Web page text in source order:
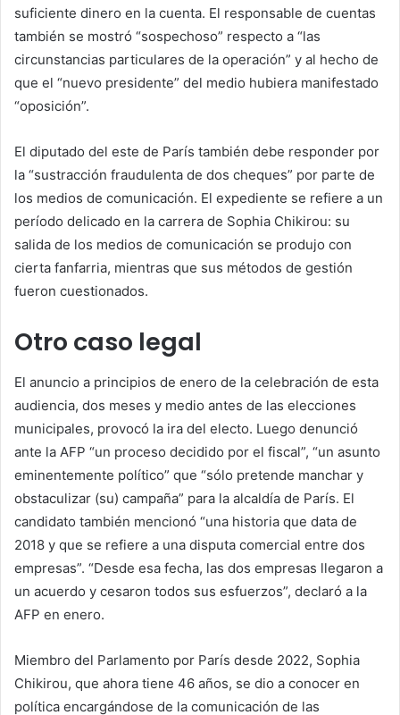
suficiente dinero en la cuenta. El responsable de cuentas
también se mostró “sospechoso” respecto a “las
circunstancias particulares de la operación” y al hecho de
que el “nuevo presidente” del medio hubiera manifestado
“oposición”.
El diputado del este de París también debe responder por
la “sustracción fraudulenta de dos cheques” por parte de
los medios de comunicación. El expediente se refiere a un
período delicado en la carrera de Sophia Chikirou: su
salida de los medios de comunicación se produjo con
cierta fanfarria, mientras que sus métodos de gestión
fueron cuestionados.
Otro caso legal
El anuncio a principios de enero de la celebración de esta
audiencia, dos meses y medio antes de las elecciones
municipales, provocó la ira del electo. Luego denunció
ante la AFP “un proceso decidido por el fiscal”, “un asunto
eminentemente político” que “sólo pretende manchar y
obstaculizar (su) campaña” para la alcaldía de París. El
candidato también mencionó “una historia que data de
2018 y que se refiere a una disputa comercial entre dos
empresas”. “Desde esa fecha, las dos empresas llegaron a
un acuerdo y cesaron todos sus esfuerzos”, declaró a la
AFP en enero.
Miembro del Parlamento por París desde 2022, Sophia
Chikirou, que ahora tiene 46 años, se dio a conocer en
política encargándose de la comunicación de las